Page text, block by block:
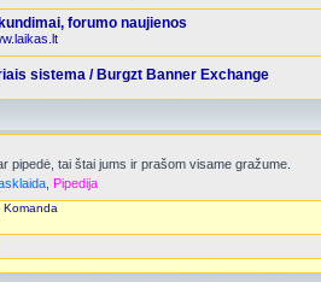
forumo naujienos
sistema / Burgzt Banner Exchange
pipedė, tai štai jums ir prašom visame gražume.
Pipedija
Komanda